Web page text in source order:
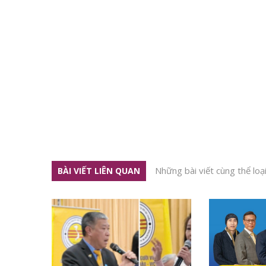
BÀI VIẾT LIÊN QUAN Những bài viết cùng thể loại